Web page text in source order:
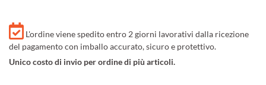
L'ordine viene spedito entro 2 giorni lavorativi dalla ricezione
del pagamento con imballo accurato, sicuro e protettivo.
Unico costo di invio per ordine di più articoli.